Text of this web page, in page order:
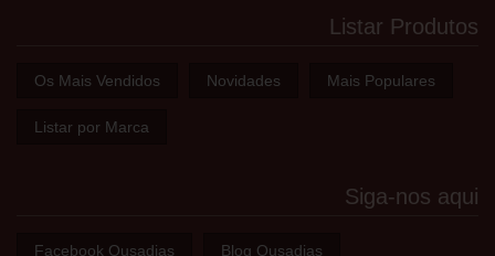
Listar Produtos
Os Mais Vendidos Novidades Mais Populares
Listar por Marca
Siga-nos aqui
Facebook Ousadias Blog Ousadias